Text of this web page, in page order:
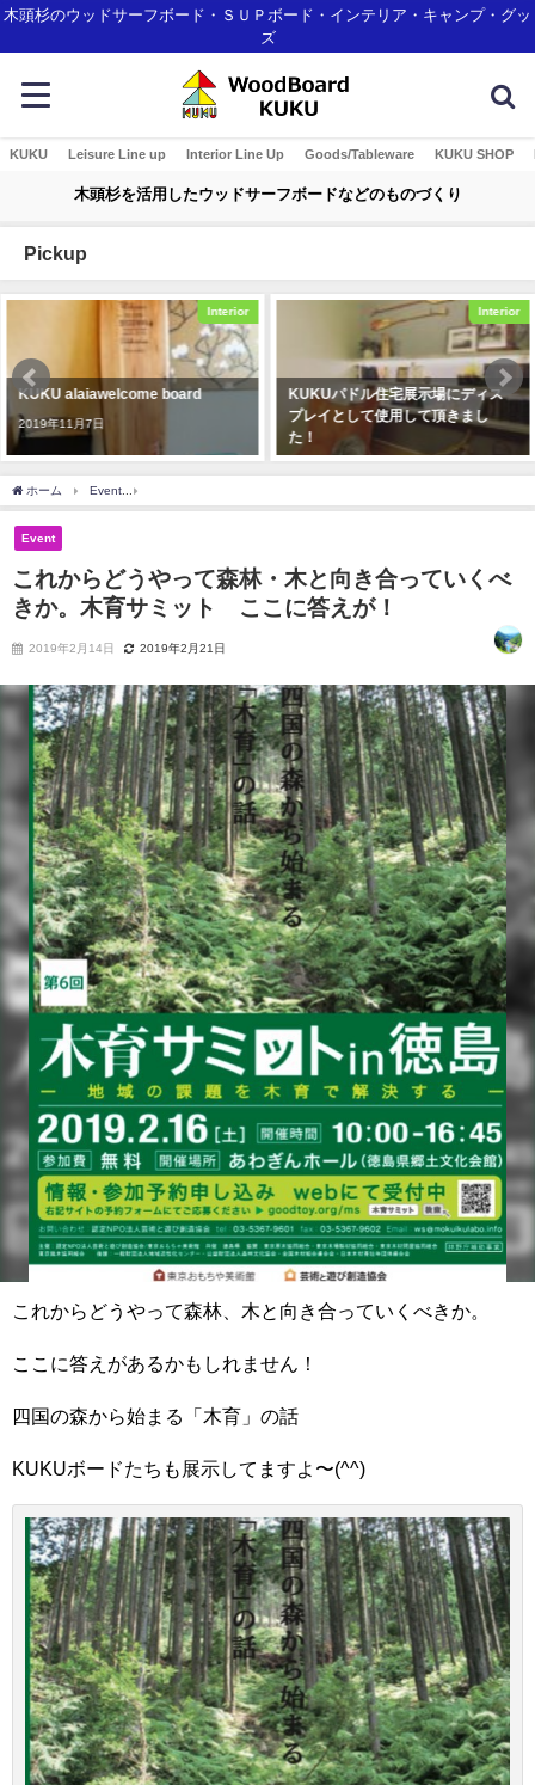
木頭杉のウッドサーフボード・ＳＵＰボード・インテリア・キャンプ・グッ
ズ
KUKU Leisure Line up Interior Line Up Goods/Tableware KUKU SHOP
木頭杉を活用したウッドサーフボードなどのものづくり
Pickup
Interior
KUKU alaiawelcome board
2019年11月7日
Interior
KUKUパドル住宅展示場にディス
プレイとして使用して頂きまし
た！
ホーム Event
Event
これからどうやって森林・木と向き合っていくべ
きか。木育サミット ここに答えが！
2019年2月14日 2019年2月21日
これからどうやって森林、木と向き合っていくべきか。
ここに答えがあるかもしれません！
四国の森から始まる「木育」の話
KUKUボードたちも展示してますよ〜(^^)